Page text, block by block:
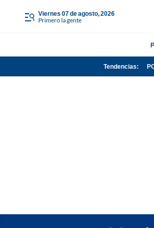
viernes 07 de agosto, 2026
Primero la gente
Tendencias: